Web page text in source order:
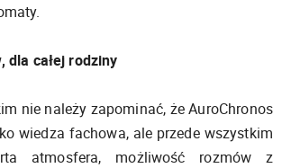
dla całej rodziny
nie należy zapominać, że AuroChronos
wiedza fachowa, ale przede wszystkim
atmosfera, możliwość rozmów z